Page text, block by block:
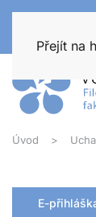
Přejít na
Úvod
E-